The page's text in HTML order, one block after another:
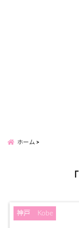
ホーム
神戸 Kobe